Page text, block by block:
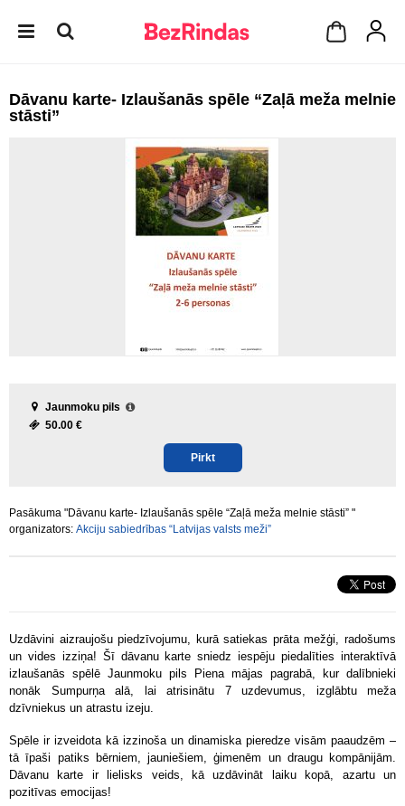
Dāvanu karte- Izlaušanās spēle “Zaļā meža melnie
stāsti”
Jaunmoku pils
50.00 €
Pirkt
Pasākuma "Dāvanu karte- Izlaušanās spēle “Zaļā meža melnie stāsti” "
organizators: Akciju sabiedrības “Latvijas valsts meži”
Uzdāvini aizraujošu piedzīvojumu, kurā satiekas prāta mežģi, radošums
un vides izziņa! Šī dāvanu karte sniedz iespēju piedalīties interaktīvā
izlaušanās spēlē Jaunmoku pils Piena mājas pagrabā, kur dalībnieki
nonāk Sumpurņa alā, lai atrisinātu 7 uzdevumus, izglābtu meža
dzīvniekus un atrastu izeju.
Spēle ir izveidota kā izzinoša un dinamiska pieredze visām paaudzēm –
tā īpaši patiks bērniem, jauniešiem, ģimenēm un draugu kompānijām.
Dāvanu karte ir lielisks veids, kā uzdāvināt laiku kopā, azartu un
pozitīvas emocijas!